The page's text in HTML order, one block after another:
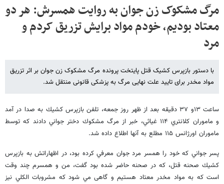
مرگ مشکوک زن جوان به روایت همسرش: هر دو
معتاد بودیم، خودم مواد برایش تزریق کردم و
مرد
با دستور بازپرس کشیک قتل پایتخت پرونده مرگ مشکوک زن جوان بر اثر تزریق
مواد مخدر برای تایید علت نهایی مرگ به پزشکی قانونی منتقل شد.
ساعت ۱۳و ۳۷ دقيقه بعد از ظهر روز جمعه، تلفن بازپرس كشيك به صدا در آمد
و ماموران كلانتري ۱۱۴ غياثي، خبر از مرگ مشكوك دختر جواني دادند كه توسط
ماموران اورژانس ۱۱۵ مطلع به آنها اطلاع داده شد.
پسر جواني كه خود را همسر مرد جوان معرفي كرده بود، در اظهاراتش به بازپرس
كشيك صحنه قتل، كه در صحنه حاضر شده بود گفت، من و همسرم چند وقت
است كه به مواد مخدر معتاد هستيم و گاهی مي شود كه مشروبات الكلي نيز